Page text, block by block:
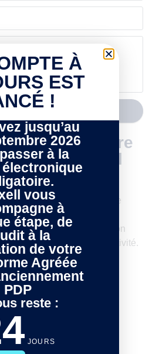
gestion de votre
avec Gexell
vos opérations
solution innovante “Point de
aux besoins des
multi-sites, cette solution
et intuitive de votre activité.
À
EST
!
jusqu’au
2026
à la
vous
à
étape, de
à la
de votre
Agréée
PDP
reste :
JOURS